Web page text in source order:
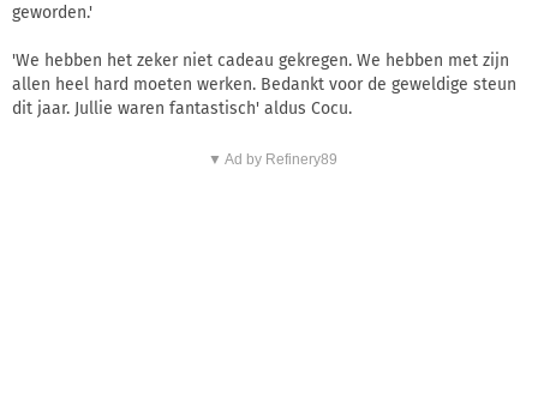
geworden.'
'We hebben het zeker niet cadeau gekregen. We hebben met zijn
allen heel hard moeten werken. Bedankt voor de geweldige steun
dit jaar. Jullie waren fantastisch' aldus Cocu.
▼ Ad by Refinery89